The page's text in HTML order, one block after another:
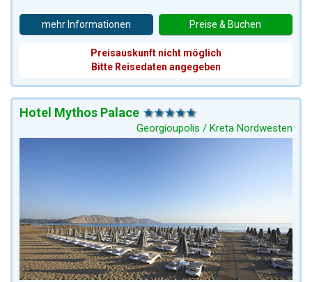
mehr Informationen
Preisauskunft nicht möglich
Bitte Reisedaten angegeben
Preise & Buchen
Hotel Mythos Palace
Georgioupolis / Kreta Nordwesten